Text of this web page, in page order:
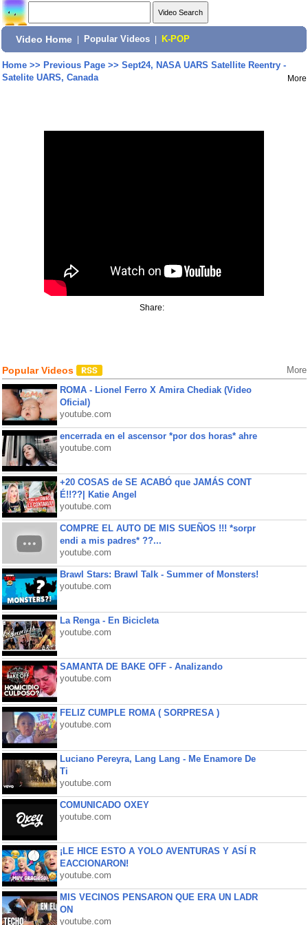
Video Home Popular Videos K-POP
Home>> Previous Page>> Sept24, NASA UARS Satellite Reentry -
Satelite UARS, Canada
More
Share:
Popular Videos More
ROMA - Lionel Ferro X Amira Chediak (Video
Oficial)
youtube.com
encerrada en el ascensor *por dos horas* ahre
youtube.com
+20 COSAS de SE ACABÓ que JAMÁS CONT
É!!??| Katie Angel
youtube.com
COMPRE EL AUTO DE MIS SUEÑOS !!! *sorpr
endi a mis padres* ??...
youtube.com
Brawl Stars: Brawl Talk - Summer of Monsters!
youtube.com
La Renga - En Bicicleta
youtube.com
SAMANTA DE BAKE OFF - Analizando
youtube.com
FELIZ CUMPLE ROMA ( SORPRESA )
youtube.com
Luciano Pereyra, Lang Lang - Me Enamore De
Ti
youtube.com
COMUNICADO OXEY
youtube.com
¡LE HICE ESTO A YOLO AVENTURAS Y ASÍ R
EACCIONARON!
youtube.com
MIS VECINOS PENSARON QUE ERA UN LADR
ON
youtube.com